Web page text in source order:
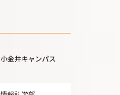
小金井キャンパス